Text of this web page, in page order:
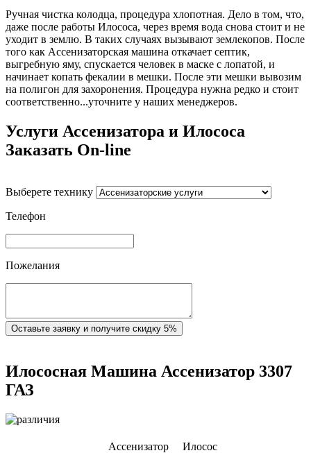
Ручная чистка колодца, процедура хлопотная. Дело в том, что,
даже после работы Илососа, через время вода снова стоит и не
уходит в землю. В таких случаях вызывают землекопов. После
того как Ассенизаторская машина откачает септик,
выгребную яму, спускается человек в маске с лопатой, и
начинает копать фекалии в мешки. После эти мешки вывозим
на полигон для захоронения. Процедура нужна редко и стоит
соответственно...уточните у наших менеджеров.
Услуги Ассенизатора и Илососа
Заказать On-line
Выберете технику
Телефон
Пожелания
Оставьте заявку и получите скидку 5%
Илососная Машина Ассенизатор 3307
ГАЗ
Ассенизатор
Илосос